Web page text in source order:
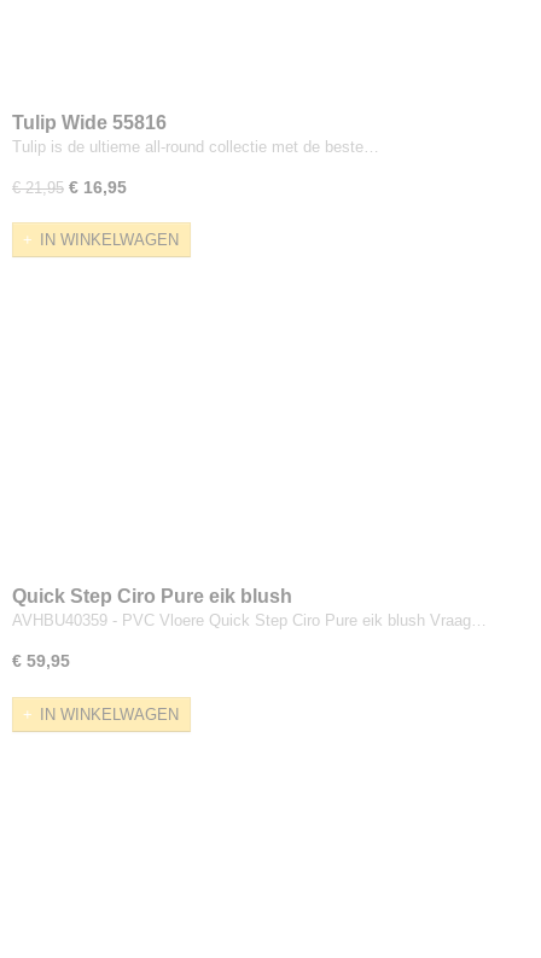
Tulip Wide 55816
Tulip is de ultieme all-round collectie met de beste…
€ 21,95 € 16,95
IN WINKELWAGEN
Quick Step Ciro Pure eik blush
AVHBU40359 - PVC Vloere Quick Step Ciro Pure eik blush Vraag…
€ 59,95
IN WINKELWAGEN